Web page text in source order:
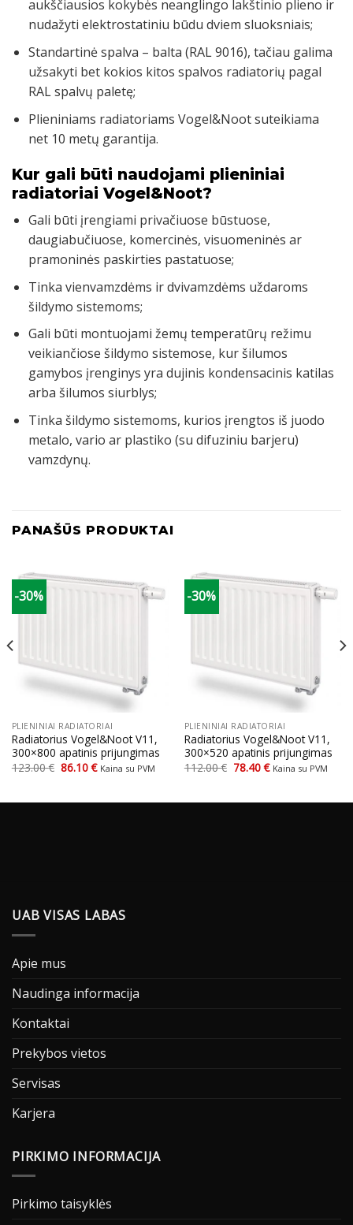
aukščiausios kokybės neanglingo lakštinio plieno ir
nudažyti elektrostatiniu būdu dviem sluoksniais;
Standartinė spalva – balta (RAL 9016), tačiau galima
užsakyti bet kokios kitos spalvos radiatorių pagal
RAL spalvų paletę;
Plieniniams radiatoriams Vogel&Noot suteikiama
net 10 metų garantija.
Kur gali būti naudojami plieniniai
radiatoriai Vogel&Noot?
Gali būti įrengiami privačiuose būstuose,
daugiabučiuose, komercinės, visuomeninės ar
pramoninės paskirties pastatuose;
Tinka vienvamzdėms ir dvivamzdėms uždaroms
šildymo sistemoms;
Gali būti montuojami žemų temperatūrų režimu
veikiančiose šildymo sistemose, kur šilumos
gamybos įrenginys yra dujinis kondensacinis katilas
arba šilumos siurblys;
Tinka šildymo sistemoms, kurios įrengtos iš juodo
metalo, vario ar plastiko (su difuziniu barjeru)
vamzdynų.
PANAŠŪS PRODUKTAI
-30%
PLIENINIAI RADIATORIAI
Radiatorius Vogel&Noot V11,
300×800 apatinis prijungimas
123.00€ Original
price
86.10€Current
price
Kaina su PVM
-30%
PLIENINIAI RADIATORIAI
Radiatorius Vogel&Noot V11,
300×520 apatinis prijungimas
112.00€ Original
price
78.40€Current
price
Kaina su PVM
UAB VISAS LABAS
Apie mus
Naudinga informacija
Kontaktai
Prekybos vietos
Servisas
Karjera
PIRKIMO INFORMACIJA
Pirkimo taisyklės